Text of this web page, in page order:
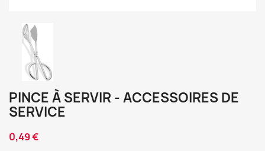
PINCE À SERVIR - ACCESSOIRES DE
SERVICE
0,49 €